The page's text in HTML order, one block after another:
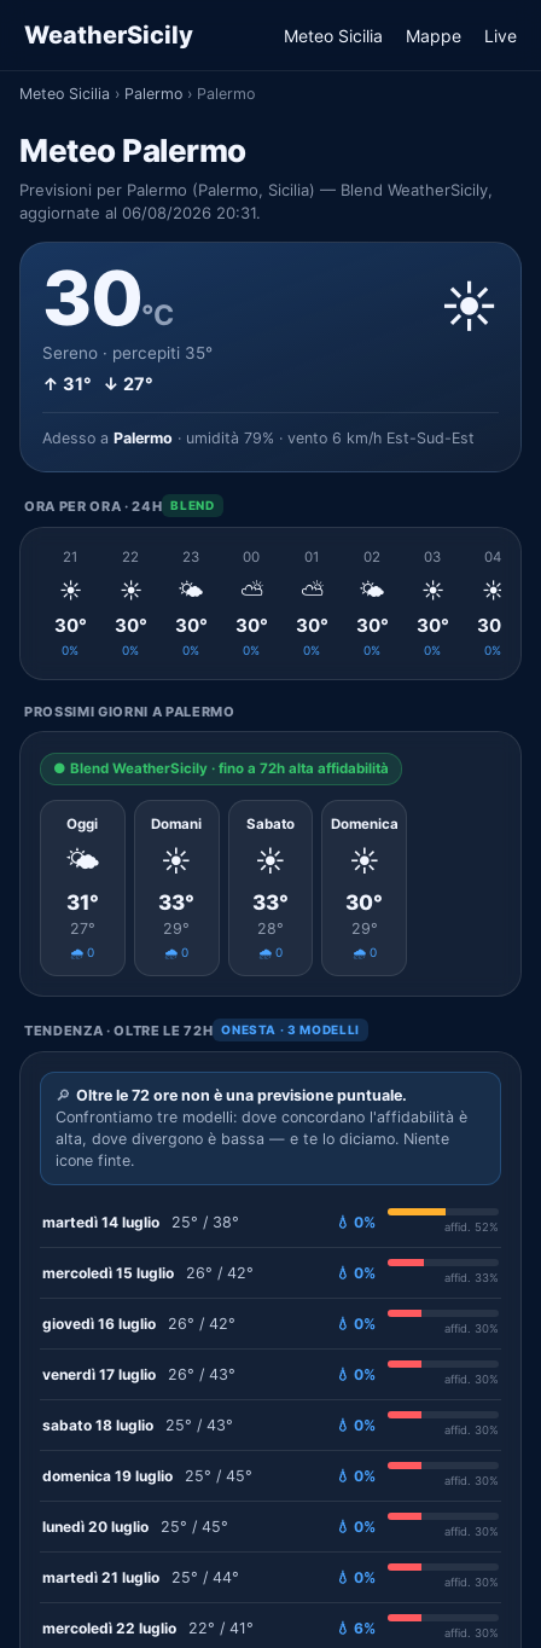
WeatherSicily Meteo Sicilia Mappe Live
Meteo Sicilia › Palermo › Palermo
Meteo Palermo
Previsioni per Palermo (Palermo, Sicilia) — Blend WeatherSicily,
aggiornate al 06/08/2026 20:31.
30°C
Sereno · percepiti 35°
↑ 31° ↓ 27°
☀️
Adesso a Palermo · umidità 79% · vento 6 km/h Est-Sud-Est
ORA PER ORA · 24H BLEND
21
☀️
30°
0%
22
☀️
30°
0%
23
🌤️
30°
0%
00
⛅
30°
0%
01
⛅
30°
0%
02
🌤️
30°
0%
03
☀️
30°
0%
04
☀️
30°
0%
PROSSIMI GIORNI A PALERMO
● Blend WeatherSicily · fino a 72h alta affidabilità
Oggi
🌤️
31°
27°
🌧️ 0
Domani
☀️
33°
29°
🌧️ 0
Sabato
☀️
33°
28°
🌧️ 0
Domenica
☀️
30°
29°
🌧️ 0
TENDENZA · OLTRE LE 72H ONESTA · 3 MODELLI
🔎 Oltre le 72 ore non è una previsione puntuale.
Confrontiamo tre modelli: dove concordano l'affidabilità è
alta, dove divergono è bassa — e te lo diciamo. Niente
icone finte.
martedì 14 luglio 25° / 38° 💧 0% affid. 52%
mercoledì 15 luglio 26° / 42° 💧 0% affid. 33%
giovedì 16 luglio 26° / 42° 💧 0% affid. 30%
venerdì 17 luglio 26° / 43° 💧 0% affid. 30%
sabato 18 luglio 25° / 43° 💧 0% affid. 30%
domenica 19 luglio 25° / 45° 💧 0% affid. 30%
lunedì 20 luglio 25° / 45° 💧 0% affid. 30%
martedì 21 luglio 25° / 44° 💧 0% affid. 30%
mercoledì 22 luglio 22° / 41° 💧 6% affid. 30%